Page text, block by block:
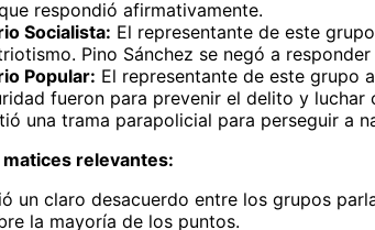
respondió afirmativamente.
Socialista: El representante de este
Pino Sánchez se negó a
Popular: El representante de este grupo
fueron para prevenir el delito y
una trama parapolicial para perseguir a
relevantes:
un claro desacuerdo entre los grupos
la mayoría de los puntos.